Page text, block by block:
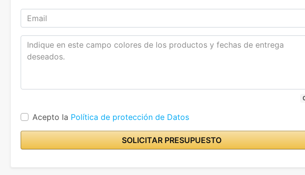
Acepto la Política de protección de Datos
SOLICITAR PRESUPUESTO